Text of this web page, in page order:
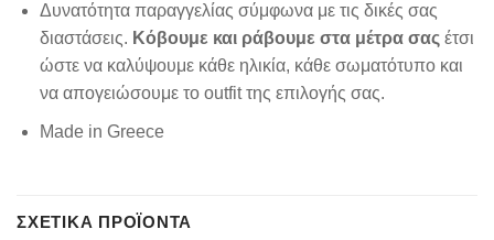
Δυνατότητα παραγγελίας σύμφωνα με τις δικές σας
διαστάσεις. Κόβουμε και ράβουμε στα μέτρα σας έτσι
ώστε να καλύψουμε κάθε ηλικία, κάθε σωματότυπο και
να απογειώσουμε το outfit της επιλογής σας.
Made in Greece
ΣΧΕΤΙΚΆ ΠΡΟΪΌΝΤΑ